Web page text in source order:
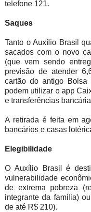
telefone 121.
Saques
Tanto o Auxílio Brasil
sacados com o novo
(que vem sendo
previsão de atender
cartão do antigo Bolsa
podem utilizar o app
e transferências
A retirada é feita em
bancários e casas
Elegibilidade
O Auxílio Brasil é
vulnerabilidade
de extrema pobreza
integrante da família)
de até R$ 210).